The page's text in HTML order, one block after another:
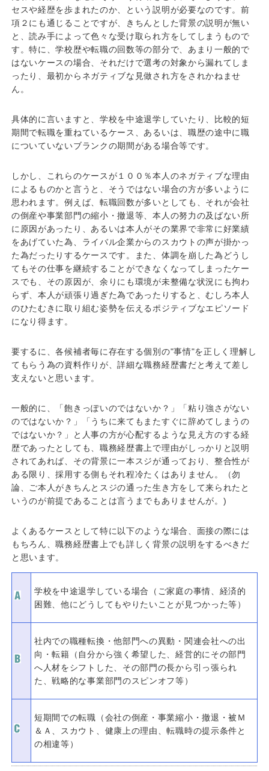
セスや経歴を歩まれたのか、という説明が必要なのです。前
項２にも通じることですが、きちんとした背景の説明が無い
と、読み手によって色々な受け取られ方をしてしまうもので
す。特に、学校歴や転職の回数等の部分で、あまり一般的で
はないケースの場合、それだけで選考の対象から漏れてしま
ったり、最初からネガティブな見做され方をされかねませ
ん。
具体的に言いますと、学校を中途退学していたり、比較的短
期間で転職を重ねているケース、あるいは、職歴の途中に職
についていないブランクの期間がある場合等です。
しかし、これらのケースが１００％本人のネガティブな理由
によるものかと言うと、そうではない場合の方が多いように
思われます。例えば、転職回数が多いとしても、それが会社
の倒産や事業部門の縮小・撤退等、本人の努力の及ばない所
に原因があったり、あるいは本人がその業界で非常に好業績
をあげていた為、ライバル企業からのスカウトの声が掛かっ
た為だったりするケースです。また、体調を崩した為どうし
てもその仕事を継続することができなくなってしまったケー
スでも、その原因が、余りにも環境が未整備な状況にも拘わ
らず、本人が頑張り過ぎた為であったりすると、むしろ本人
のひたむきに取り組む姿勢を伝えるポジティブなエピソード
になり得ます。
要するに、各候補者毎に存在する個別の"事情"を正しく理解し
てもらう為の資料作りが、詳細な職務経歴書だと考えて差し
支えないと思います。
一般的に、「飽きっぽいのではないか？」「粘り強さがない
のではないか？」「うちに来てもまたすぐに辞めてしまうの
ではないか？」と人事の方が心配するような見え方のする経
歴であったとしても、職務経歴書上で理由がしっかりと説明
されてあれば、その背景に一本スジが通っており、整合性が
ある限り、採用する側もそれ程冷たくはありません。（勿
論、ご本人がきちんとスジの通った生き方をして来られたと
いうのが前提であることは言うまでもありませんが。)
よくあるケースとして特に以下のような場合、面接の際には
もちろん、職務経歴書上でも詳しく背景の説明をするべきだ
と思います。
学校を中途退学している場合（ご家庭の事情、経済的
困難、他にどうしてもやりたいことが見つかった等）
社内での職種転換・他部門への異動・関連会社への出
向・転籍（自分から強く希望した、経営的にその部門
へ人材をシフトした、その部門の長から引っ張られ
た、戦略的な事業部門のスピンオフ等）
短期間での転職（会社の倒産・事業縮小・撤退・被Ｍ
＆Ａ、スカウト、健康上の理由、転職時の提示条件と
の相違等）